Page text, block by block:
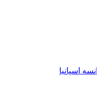
اسپانیا